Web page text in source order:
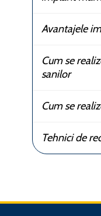
Avantajele
Cum se
sanilor
Cum se
Tehnici de